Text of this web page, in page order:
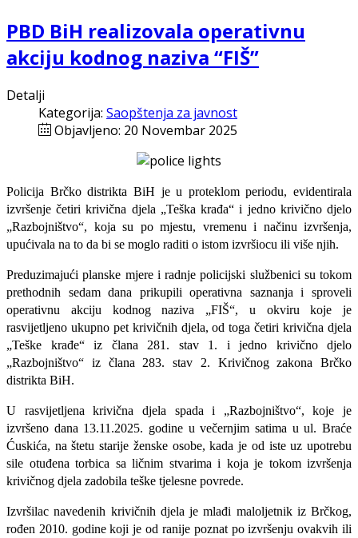
PBD BiH realizovala operativnu
akciju kodnog naziva “FIŠ”
Detalji
Kategorija: Saopštenja za javnost
Objavljeno: 20 Novembar 2025
Policija Brčko distrikta BiH je u proteklom periodu, evidentirala
izvršenje četiri krivična djela „Teška krađa“ i jedno krivično djelo
„Razbojništvo“, koja su po mjestu, vremenu i načinu izvršenja,
upućivala na to da bi se moglo raditi o istom izvršiocu ili više njih.
Preduzimajući planske mjere i radnje policijski službenici su tokom
prethodnih sedam dana prikupili operativna saznanja i sproveli
operativnu akciju kodnog naziva „FIŠ“, u okviru koje je
rasvijetljeno ukupno pet krivičnih djela, od toga četiri krivična djela
„Teške krađe“ iz člana 281. stav 1. i jedno krivično djelo
„Razbojništvo“ iz člana 283. stav 2. Krivičnog zakona Brčko
distrikta BiH.
U rasvijetljena krivična djela spada i „Razbojništvo“, koje je
izvršeno dana 13.11.2025. godine u večernjim satima u ul. Braće
Ćuskića, na štetu starije ženske osobe, kada je od iste uz upotrebu
sile otuđena torbica sa ličnim stvarima i koja je tokom izvršenja
krivičnog djela zadobila teške tjelesne povrede.
Izvršilac navedenih krivičnih djela je mlađi maloljetnik iz Brčkog,
rođen 2010. godine koji je od ranije poznat po izvršenju ovakvih ili